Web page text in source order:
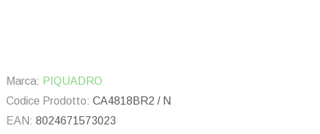
Marca: PIQUADRO
Codice Prodotto: CA4818BR2 / N
EAN: 8024671573023